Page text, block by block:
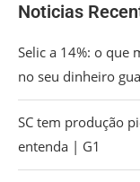
Noticias
Selic a 14%: o que
no seu dinheiro
SC tem produção
entenda | G1